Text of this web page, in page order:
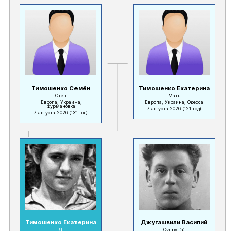
Тимошенко Семён
Отец
Европа, Украина,
Фурмановка
7 августа 2026 (131 год)
Тимошенко Екатерина
Мать
Европа, Украина, Одесса
7 августа 2026 (121 год)
Тимошенко Екатерина
Я
Джугашвили Василий
Супруг(а)